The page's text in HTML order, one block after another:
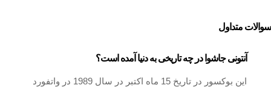
سوالات متداول
آنتونی جاشوا در چه تاریخی به دنیا آمده است؟
این بوکسور در تاریخ 15 ماه اکتبر در سال 1989 در واتفورد